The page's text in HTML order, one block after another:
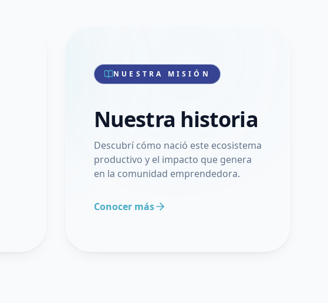
NUESTRA MISIÓN
Nuestra historia
Descubrí cómo nació este ecosistema
productivo y el impacto que genera
en la comunidad emprendedora.
Conocer más